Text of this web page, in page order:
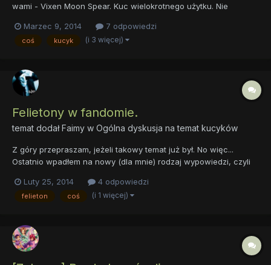
wami - Vixen Moon Spear. Kuc wielokrotnego użytku. Nie
Vixen jakie podawałam do sesji ect. ja po prostu staram się ją
dopasować do tego gdzie ją zapisuję. *Tabum-tsssss*...
Marzec 9, 2014 7 odpowiedzi
coś kucyk (i 3 więcej)
Felietony w fandomie.
temat dodałFaimy w Ogólna dyskusja na temat kucyków
Z góry przepraszam, jeżeli takowy temat już był. No więc...
Ostatnio wpadłem na nowy (dla mnie) rodzaj wypowiedzi, czyli
potem w mojej głowie narodziła się pewna myśl! Co by było
gdyby, to w fandomie zaczęły pojawiać się fel...
Luty 25, 2014 4 odpowiedzi
felieton coś (i 1 więcej)